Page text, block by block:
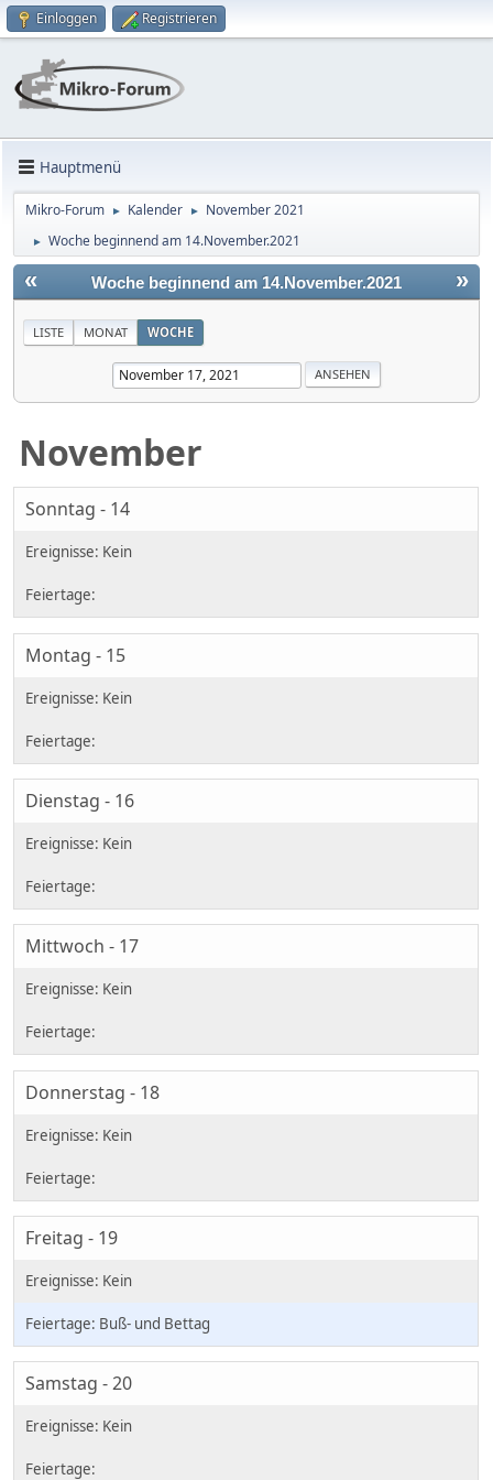
Einloggen Registrieren
Hauptmenü
Mikro-Forum ► Kalender ► November 2021
► Woche beginnend am 14.November.2021
« »
Woche beginnend am 14.November.2021
LISTE MONAT WOCHE
November
Sonntag - 14
Montag - 15
Dienstag - 16
Mittwoch - 17
Donnerstag - 18
Freitag - 19
Buß- und Bettag
Samstag - 20